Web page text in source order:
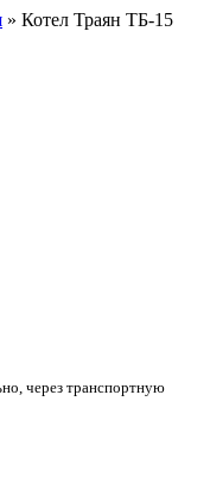
» Котел Траян ТБ-15
через транспортную